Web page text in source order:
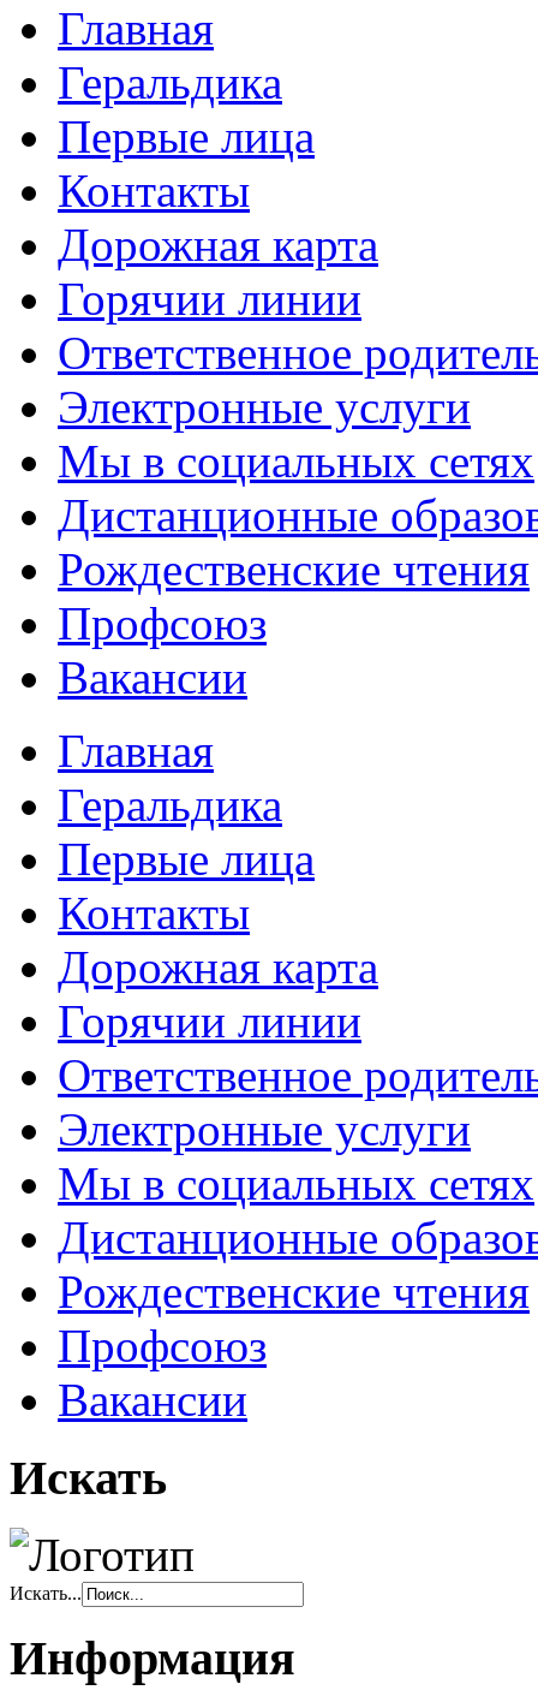
Главная
Геральдика
Первые лица
Контакты
Дорожная карта
Горячии линии
Ответственное
Электронные услуги
Мы в социальных сетях
Дистанционные
Рождественские чтения
Профсоюз
Вакансии
Главная
Геральдика
Первые лица
Контакты
Дорожная карта
Горячии линии
Ответственное
Электронные услуги
Мы в социальных сетях
Дистанционные
Рождественские чтения
Профсоюз
Вакансии
Искать
Искать...
Информация